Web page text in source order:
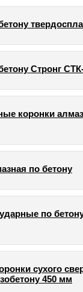
Стронг
коронки
по бетону
по
сухого
450 мм